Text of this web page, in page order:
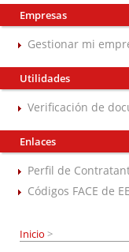
Empresas
Gestionar mi
Utilidades
Verificación de
Enlaces
Perfil de
Códigos FACE de
Inicio >